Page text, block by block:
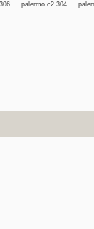
palermo c2 304